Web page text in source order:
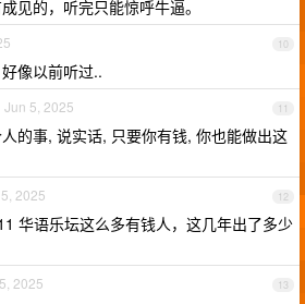
见的，听完只能惊呼牛逼。
10
像以前听过..
11
Jun 5, 2025
的事, 说实话, 只要你有钱, 你也能做出这
12
2025
华语乐坛这么多有钱人，这几年出了多少
13
2025